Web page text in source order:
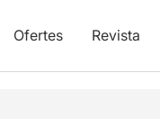
Ofertes Revista